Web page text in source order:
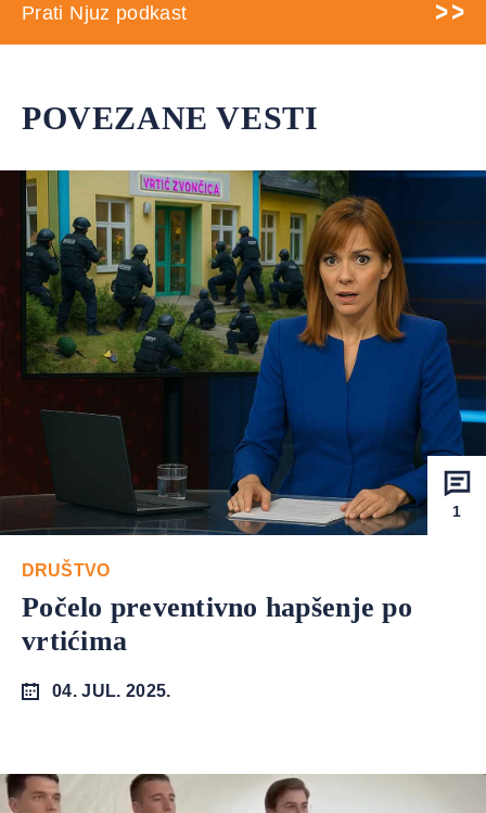
Prati Njuz podkast
POVEZANE VESTI
1
DRUŠTVO
Počelo preventivno hapšenje po
vrtićima
04. JUL. 2025.